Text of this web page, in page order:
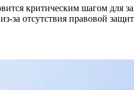
критическим шагом для
за отсутствия правовой